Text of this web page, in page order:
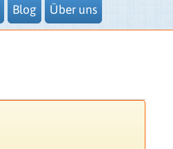
Blog Über uns